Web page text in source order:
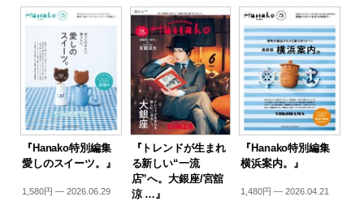
『Hanako特別編集
愛しのスイーツ。』
1,580円 — 2026.06.29
『トレンドが生まれ
る新しい“一流
店”へ。大銀座/宮舘
涼 …』
『Hanako特別編集
横浜案内。』
1,480円 — 2026.04.21